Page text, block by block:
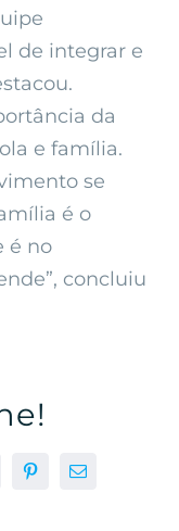
de integrar e
da
e família.
se
é o
é no
concluiu
Pinterest
E-